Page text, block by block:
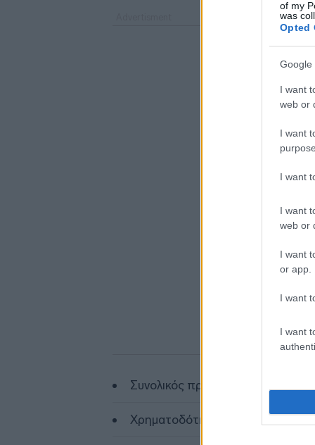
of my
was
Opted
Google
I want
web or
I want
I want
I want
web or
I want
or app.
I want
I want
Συνολικός προϋπολογισμός:
Χρηματοδότηση από τη ΓΑΙΑΟΣΕ